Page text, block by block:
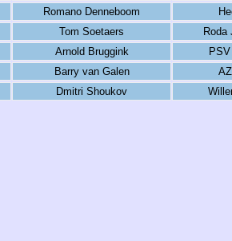
Romano Denneboom
Tom Soetaers
Roda
Arnold Bruggink
Barry van Galen
Dmitri Shoukov